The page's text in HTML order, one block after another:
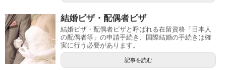
結婚ビザ・配偶者ビザ
結婚ビザ・配偶者ビザと呼ばれる在留資格「日本人
の配偶者等」の申請手続き、国際結婚の手続きは確
実に行う必要があります。
記事を読む